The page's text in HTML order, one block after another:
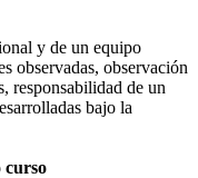
y de un equipo
observadas, observación
responsabilidad de un
bajo la
curso